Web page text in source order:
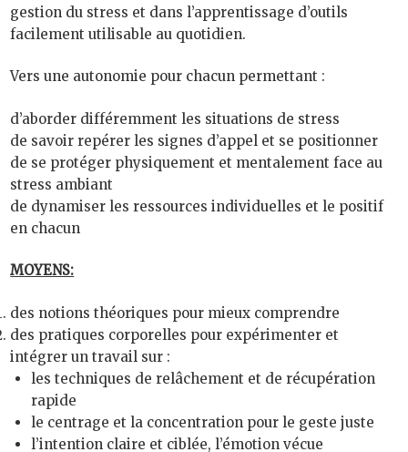
gestion du stress et dans l’apprentissage d’outils
facilement utilisable au quotidien.
Vers une autonomie pour chacun permettant :
d’aborder différemment les situations de stress
de savoir repérer les signes d’appel et se positionner
de se protéger physiquement et mentalement face au
stress ambiant
de dynamiser les ressources individuelles et le positif
en chacun
MOYENS:
des notions théoriques pour mieux comprendre
des pratiques corporelles pour expérimenter et
intégrer un travail sur :
les techniques de relâchement et de récupération
rapide
le centrage et la concentration pour le geste juste
l’intention claire et ciblée, l’émotion vécue